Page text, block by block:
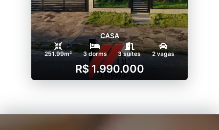
CASA
251.99m² 3 dorms 3 suítes 2 vagas
R$ 1.990.000